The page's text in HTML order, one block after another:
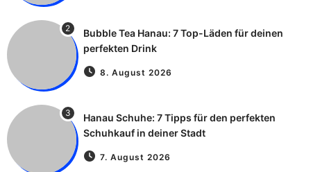
2
Bubble Tea Hanau: 7 Top-Läden für deinen
perfekten Drink
8. August 2026
3
Hanau Schuhe: 7 Tipps für den perfekten
Schuhkauf in deiner Stadt
7. August 2026